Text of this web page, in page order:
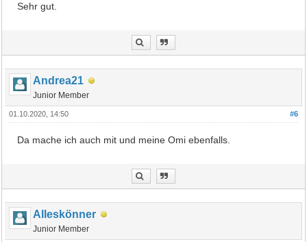
Sehr gut.
Andrea21
Junior Member
#6
01.10.2020, 14:50
Da mache ich auch mit und meine Omi ebenfalls.
Alleskönner
Junior Member